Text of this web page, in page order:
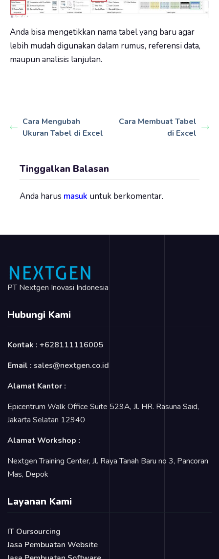
Anda bisa mengetikkan nama tabel yang baru agar
lebih mudah digunakan dalam rumus, referensi data,
maupun analisis lanjutan.
Cara Mengubah
Ukuran Tabel di Excel
Cara Membuat Tabel
di Excel
Tinggalkan Balasan
Anda harus masuk untuk berkomentar.
PT Nextgen Inovasi Indonesia
Hubungi Kami
Kontak : +628111116005
Email : sales@nextgen.co.id
Alamat Kantor :
Epicentrum Walk Office Suite 529A, Jl. HR. Rasuna Said,
Jakarta Selatan 12940
Alamat Workshop :
Nextgen Training Center, Jl. Raya Tanah Baru no 3, Pancoran
Mas, Depok
Layanan Kami
IT Oursourcing
Jasa Pembuatan Website